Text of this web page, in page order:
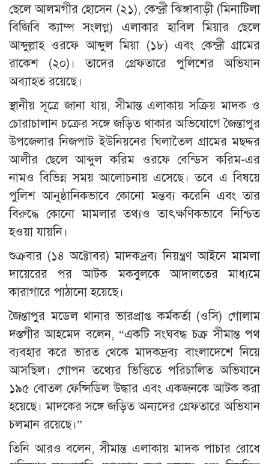
ছেলে আলমগীর হোসেন (২১), কেন্দ্রী ঝিঙ্গাবাড়ী (মিনাটিলা
বিজিবি ক্যাম্প সংলগ্ন) এলাকার হাবিল মিয়ার ছেলে
আব্দুল্লাহ ওরফে আব্দুল মিয়া (১৮) এবং কেন্দ্রী গ্রামের
রাকেশ (২০)। তাদের গ্রেফতারে পুলিশের অভিযান
অব্যাহত রয়েছে।
স্থানীয় সূত্রে জানা যায়, সীমান্ত এলাকায় সক্রিয় মাদক ও
চোরাচালান চক্রের সঙ্গে জড়িত থাকার অভিযোগে জৈন্তাপুর
উপজেলার নিজপাট ইউনিয়নের ঘিলাতৈল গ্রামের মছদ্দর
আলীর ছেলে আব্দুল করিম ওরফে বেন্ডিস করিম-এর
নামও বিভিন্ন সময় আলোচনায় এসেছে। তবে এ বিষয়ে
পুলিশ আনুষ্ঠানিকভাবে কোনো মন্তব্য করেনি এবং তার
বিরুদ্ধে কোনো মামলার তথ্যও তাৎক্ষণিকভাবে নিশ্চিত
হওয়া যায়নি।
শুক্রবার (১৪ অক্টোবর) মাদকদ্রব্য নিয়ন্ত্রণ আইনে মামলা
দায়েরের পর আটক মকবুলকে আদালতের মাধ্যমে
কারাগারে পাঠানো হয়েছে।
জৈন্তাপুর মডেল থানার ভারপ্রাপ্ত কর্মকর্তা (ওসি) গোলাম
দস্তগীর আহমেদ বলেন, “একটি সংঘবদ্ধ চক্র সীমান্ত পথ
ব্যবহার করে ভারত থেকে মাদকদ্রব্য বাংলাদেশে নিয়ে
আসছিল। গোপন তথ্যের ভিত্তিতে পরিচালিত অভিযানে
১৯৫ বোতল ফেন্সিডিল উদ্ধার এবং একজনকে আটক করা
হয়েছে। মাদকের সঙ্গে জড়িত অন্যদের গ্রেফতারে অভিযান
চলমান রয়েছে।”
তিনি আরও বলেন, সীমান্ত এলাকায় মাদক পাচার রোধে